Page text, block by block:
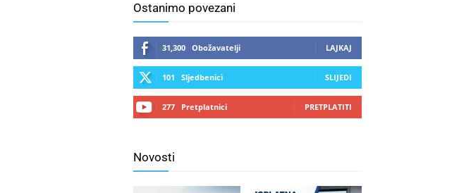
Ostanimo povezani
31,300 Obožavatelji LAJKAJ
101 Sljedbenici SLIJEDI
277 Pretplatnici PRETPLATITI
Novosti